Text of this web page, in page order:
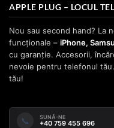
APPLE PLUG – LOCUL
Nou sau second hand? La
funcționale – iPhone,
cu garanție. Accesorii,
nevoie pentru telefonul
tău!
📞 SUNĂ-NE
+40 759 455 696